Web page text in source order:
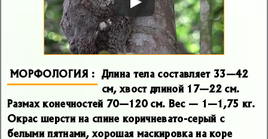
МОРФОЛОГИЯ Длина тела составляет 33—42
см, хвост длиной 17—22 см.
Размах конечностей 70—120 см. Вес — 1—1,75 кг.
Окрас шерсти на спине коричневато-серый с
белыми пятнами, хорошая маскировка на коре